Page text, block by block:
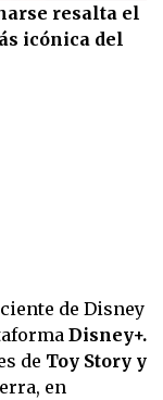
resalta el
icónica del
de Disney
Disney+.
de Toy Story y
en